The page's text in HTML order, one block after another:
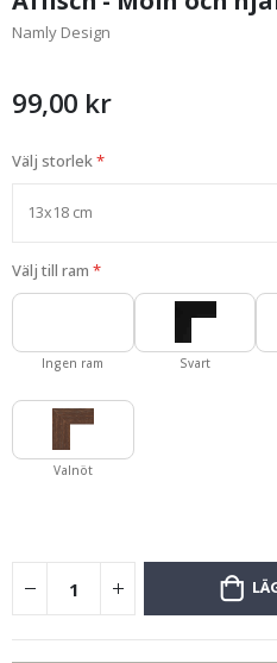
början
av
Namly Design
99,00 kr
Välj storlek
Välj till ram
Ingen ram Svart
Valnöt